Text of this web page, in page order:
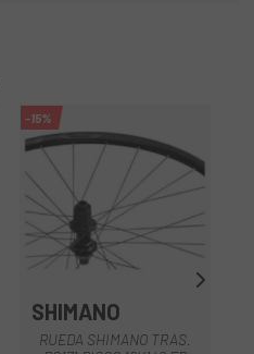
-15%
SHIMANO
RUEDA SHIMANO TRAS.